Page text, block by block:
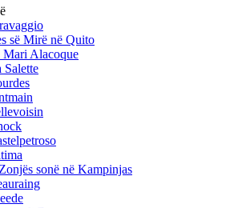
së Mirë në Quito
Mari Alacoque
Salette
sonë në Kampinjas